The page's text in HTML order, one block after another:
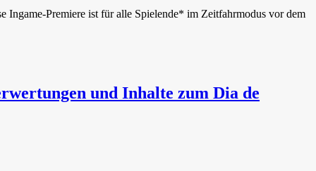
Ingame-Premiere ist für alle Spielende* im Zeitfahrmodus vor dem
und Inhalte zum Dia de